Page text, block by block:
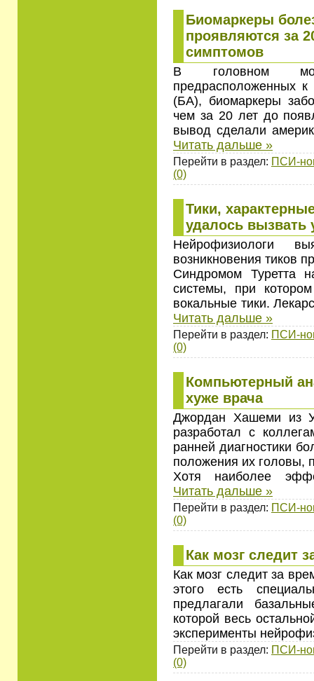
Биомаркеры
проявляются за
симптомов
В головном
предрасположенных к
(БА), биомаркеры
чем за 20 лет до
вывод сделали
Читать дальше »
Перейти в раздел: ПСИ-
(0)
Тики,
удалось вызвать
Нейрофизиологи
возникновения тиков
Синдромом Туретта
системы, при
вокальные тики.
Читать дальше »
Перейти в раздел: ПСИ-
(0)
Компьютерный
хуже врача
Джордан Хашеми из
разработал с
ранней диагностики
положения их головы,
Хотя наиболее
Читать дальше »
Перейти в раздел: ПСИ-
(0)
Как мозг следит
Как мозг следит за
этого есть
предлагали
которой весь
эксперименты
Перейти в раздел: ПСИ-
(0)